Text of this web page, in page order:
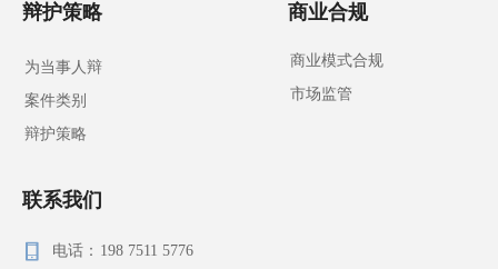
联系我们
电话： 198 7511 5776
辩护策略
为当事人辩
案件类别
辩护策略
商业合规
商业模式合规
市场监管